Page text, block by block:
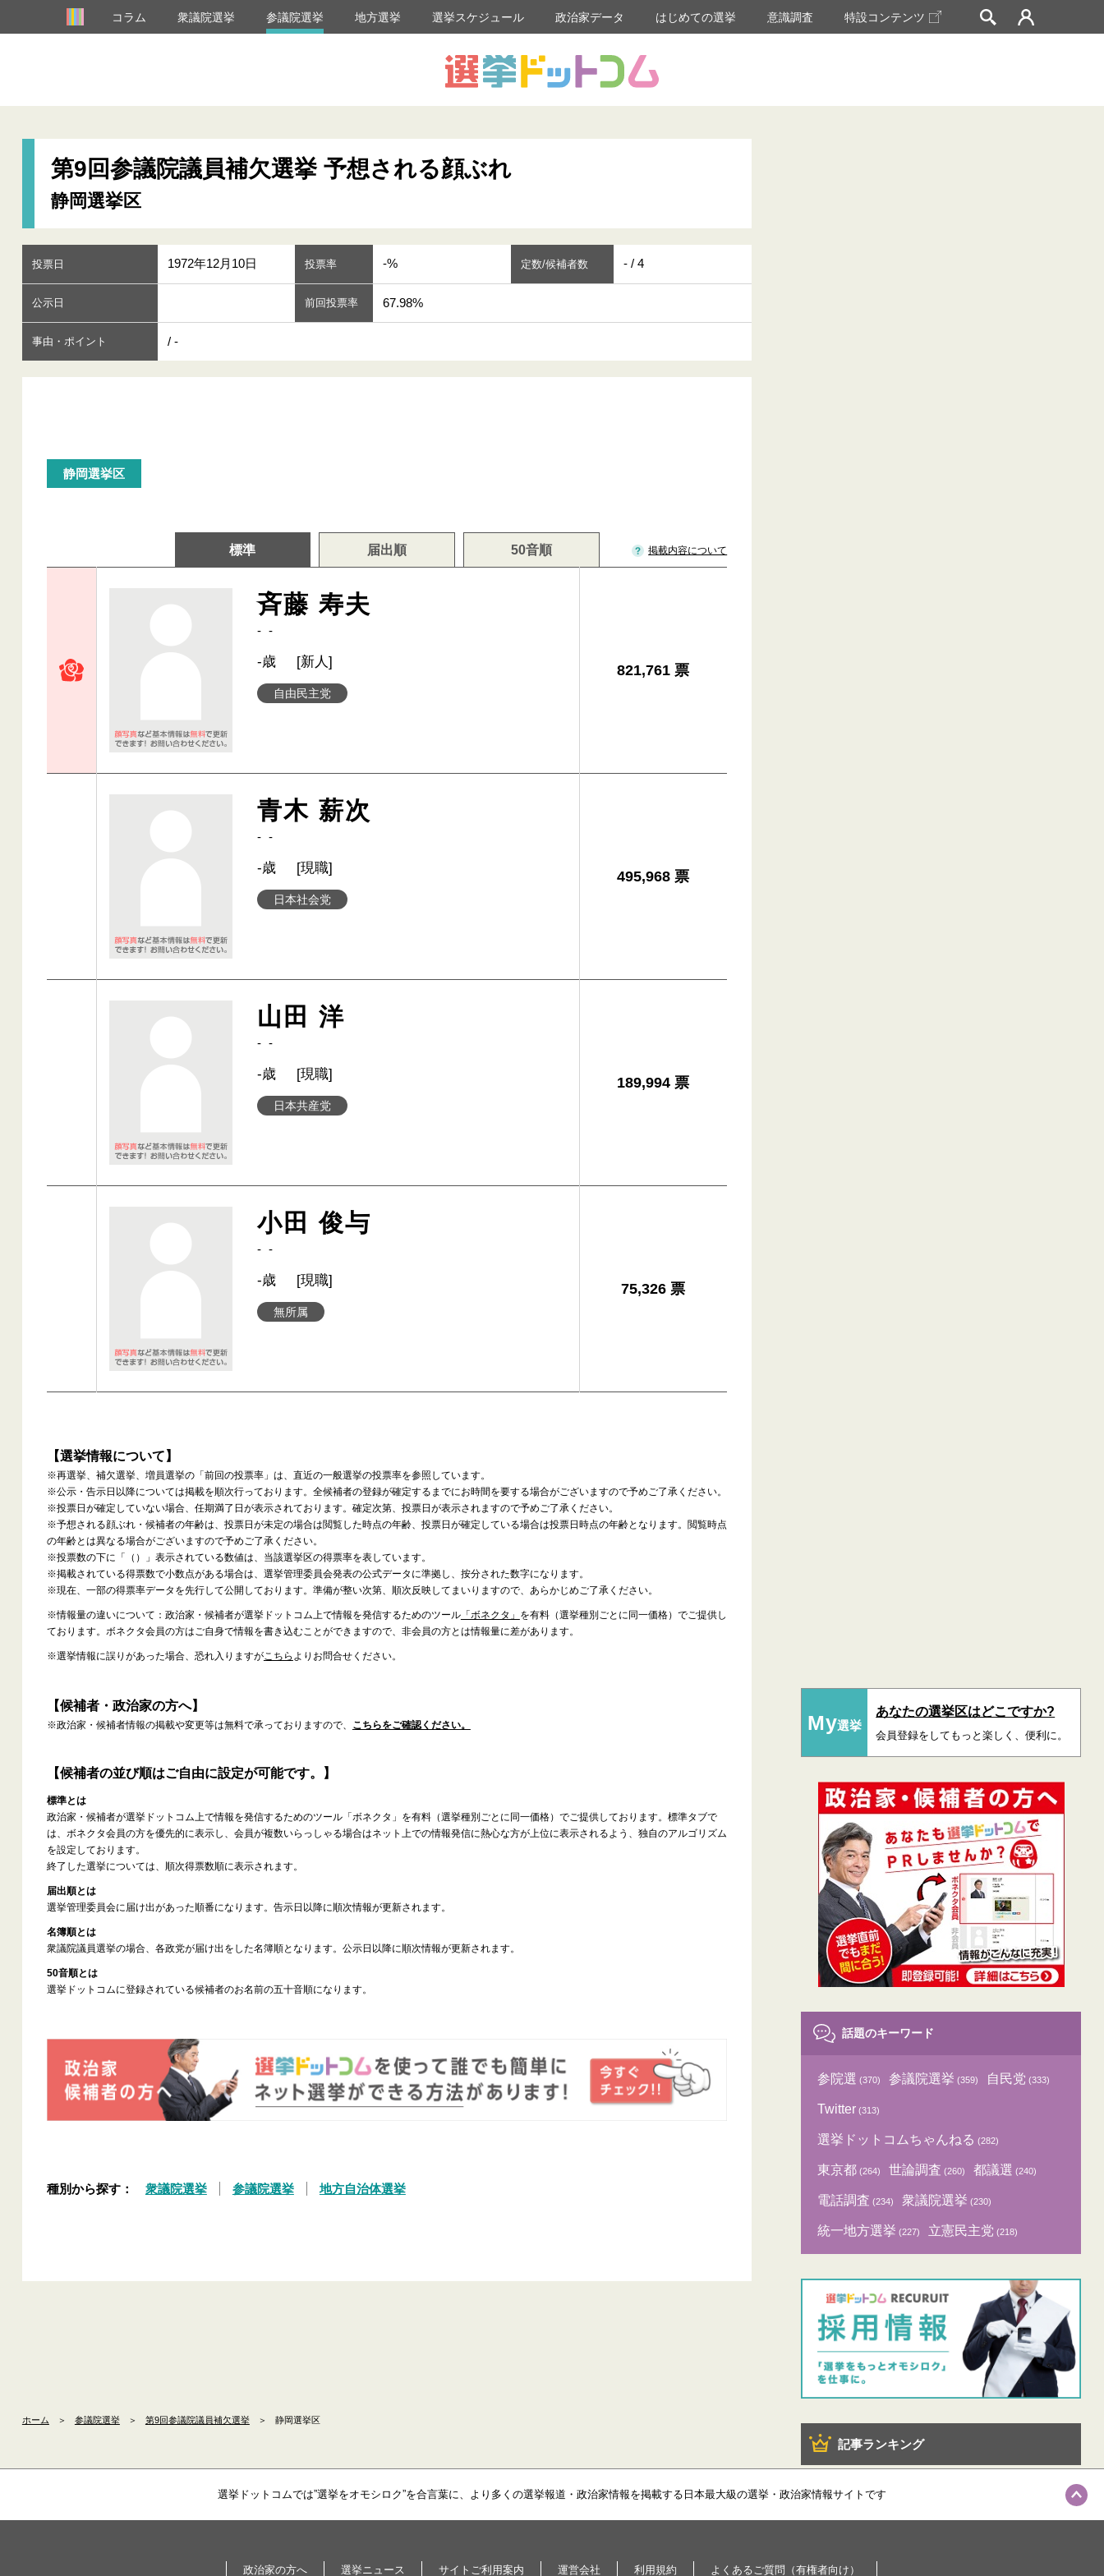
コラム 衆議院選挙 参議院選挙 地方選挙 選挙スケジュール 政治家データ はじめての選挙 意識調査 特設コンテンツ
第9回参議院議員補欠選挙 予想される顔ぶれ
静岡選挙区
投票日 1972年12月10日 投票率 -% 定数/候補者数 - / 4
公示日 前回投票率 67.98%
事由・ポイント / -
静岡選挙区
標準 届出順 50音順 掲載内容について
斉藤 寿夫
- -
自由民主党
-歳 [新人]
821,761 票
青木 薪次
- -
日本社会党
-歳 [現職]
495,968 票
山田 洋
- -
日本共産党
-歳 [現職]
189,994 票
小田 俊与
- -
無所属
-歳 [現職]
75,326 票
【選挙情報について】
※再選挙、補欠選挙、増員選挙の「前回の投票率」は、直近の一般選挙の投票率を参照しています。
※公示・告示日以降については掲載を順次行っております。全候補者の登録が確定するまでにお時間を要する場合がございますので予めご了承ください。
※投票日が確定していない場合、任期満了日が表示されております。確定次第、投票日が表示されますので予めご了承ください。
※予想される顔ぶれ・候補者の年齢は、投票日が未定の場合は閲覧した時点の年齢、投票日が確定している場合は投票日時点の年齢となります。閲覧時点
の年齢とは異なる場合がございますので予めご了承ください。
※投票数の下に「（）」表示されている数値は、当該選挙区の得票率を表しています。
※掲載されている得票数で小数点がある場合は、選挙管理委員会発表の公式データに準拠し、按分された数字になります。
※現在、一部の得票率データを先行して公開しております。準備が整い次第、順次反映してまいりますので、あらかじめご了承ください。
※情報量の違いについて：政治家・候補者が選挙ドットコム上で情報を発信するためのツール「ボネクタ」 を有料（選挙種別ごとに同一価格）でご提供し
ております。ボネクタ会員の方はご自身で情報を書き込むことができますので、非会員の方とは情報量に差があります。
※選挙情報に誤りがあった場合、恐れ入りますがこちら よりお問合せください。
【候補者・政治家の方へ】
※政治家・候補者情報の掲載や変更等は無料で承っておりますので、 こちらをご確認ください。
【候補者の並び順はご自由に設定が可能です。】
標準とは
政治家・候補者が選挙ドットコム上で情報を発信するためのツール「ボネクタ」を有料（選挙種別ごとに同一価格）でご提供しております。標準タブで
は、ボネクタ会員の方を優先的に表示し、会員が複数いらっしゃる場合はネット上での情報発信に熱心な方が上位に表示されるよう、独自のアルゴリズム
を設定しております。
終了した選挙については、順次得票数順に表示されます。
届出順とは
選挙管理委員会に届け出があった順番になります。告示日以降に順次情報が更新されます。
名簿順とは
衆議院議員選挙の場合、各政党が届け出をした名簿順となります。公示日以降に順次情報が更新されます。
50音順とは
選挙ドットコムに登録されている候補者のお名前の五十音順になります。
種別から探す： 衆議院選挙 参議院選挙 地方自治体選挙
My選挙
あなたの選挙区はどこですか?
会員登録をしてもっと楽しく、便利に。
話題のキーワード
参院選 (370) 参議院選挙 (359) 自民党 (333)
Twitter (313)
選挙ドットコムちゃんねる (282)
東京都 (264) 世論調査 (260) 都議選 (240)
電話調査 (234) 衆議院選挙 (230)
統一地方選挙 (227) 立憲民主党 (218)
記事ランキング
ホーム ＞ 参議院選挙 ＞ 第9回参議院議員補欠選挙 ＞ 静岡選挙区
選挙ドットコムでは”選挙をオモシロク”を合言葉に、より多くの選挙報道・政治家情報を掲載する日本最大級の選挙・政治家情報サイトです
政治家の方へ 選挙ニュース サイトご利用案内 運営会社 利用規約 よくあるご質問（有権者向け）